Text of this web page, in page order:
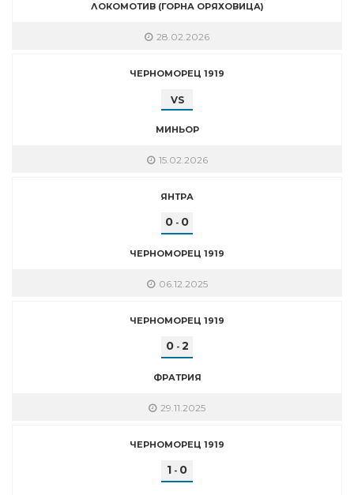
ЛОКОМОТИВ (ГОРНА ОРЯХОВИЦА)
28.02.2026
ЧЕРНОМОРЕЦ 1919
VS
МИНЬОР
15.02.2026
ЯНТРА
0 - 0
ЧЕРНОМОРЕЦ 1919
06.12.2025
ЧЕРНОМОРЕЦ 1919
0- 2
ФРАТРИЯ
29.11.2025
ЧЕРНОМОРЕЦ 1919
1 - 0